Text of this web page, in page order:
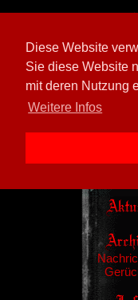
Diese Website
Sie diese Website
mit deren Nutzung
Weitere Infos
[ 605026/